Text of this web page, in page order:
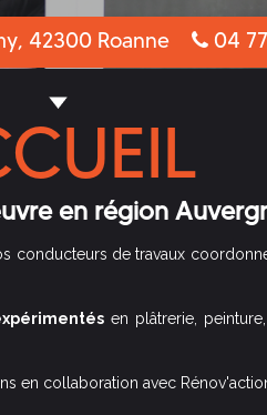
42300 Roanne 04
en région
conducteurs de travaux
en plâtrerie,
en collaboration avec